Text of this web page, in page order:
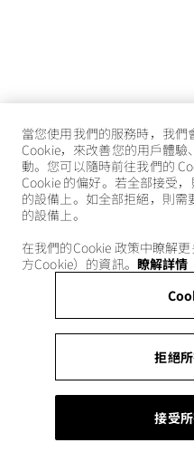
當您使用我們的服務時，我們
Cookie，來改善您的用戶體
動。您可以隨時前往我們的
Cookie 的偏好。若全部接受
的設備上。如全部拒絕，則需
的設備上。
在我們的Cookie 政策中瞭解
方Cookie）的資訊。 瞭解詳情
拒絕
接受